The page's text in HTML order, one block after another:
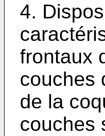
4.
frontaux
couches
de la
couches